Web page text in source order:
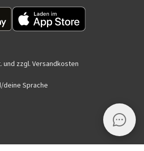
und zzgl. Versandkosten
deine Sprache